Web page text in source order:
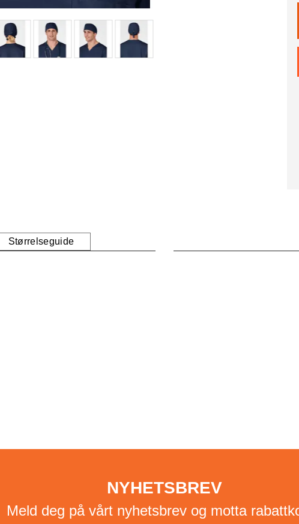
Størrelseguide
NYHETSBREV
Meld deg på vårt nyhetsbrev og motta